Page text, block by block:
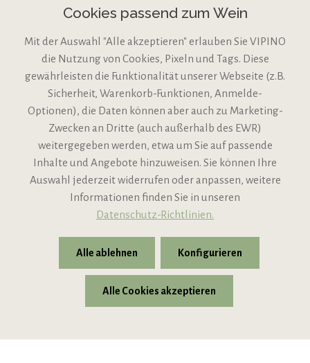
VIPINO Service
Informationen
Support
* Alle Preise inkl. gesetzl. Mehrwertsteuer zzgl.Versandkosten
Cookies passend zum Wein
Mit der Auswahl "Alle akzeptieren" erlauben Sie VIPINO
die Nutzung von Cookies, Pixeln und Tags. Diese
gewährleisten die Funktionalität unserer Webseite (z.B.
Sicherheit, Warenkorb-Funktionen, Anmelde-
Optionen), die Daten können aber auch zu Marketing-
Zwecken an Dritte (auch außerhalb des EWR)
weitergegeben werden, etwa um Sie auf passende
Inhalte und Angebote hinzuweisen. Sie können Ihre
Auswahl jederzeit widerrufen oder anpassen, weitere
Informationen finden Sie in unseren
Datenschutz-Richtlinien.
Alle ablehnen Konfigurieren
Alle Cookies akzeptieren